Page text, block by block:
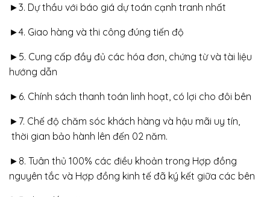
►3. Dự thầu với báo giá dự toán cạnh tranh nhất
►4. Giao hàng và thi công đúng tiến độ
►5. Cung cấp đầy đủ các hóa đơn, chứng từ và tài liệu
hướng dẫn
►6. Chính sách thanh toán linh hoạt, có lợi cho đôi bên
►7. Chế độ chăm sóc khách hàng và hậu mãi uy tín,
thời gian bảo hành lên đến 02 năm.
►8. Tuân thủ 100% các điều khoản trong Hợp đồng
nguyên tắc và Hợp đồng kinh tế đã ký kết giữa các bên